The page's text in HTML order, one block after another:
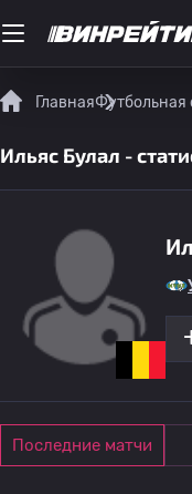
ГлавнаяФутбольная
Ильяс Булал -
Последние матчи